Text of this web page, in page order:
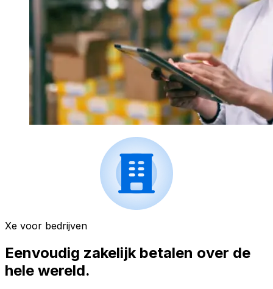
Xe voor bedrijven
Eenvoudig zakelijk betalen over de
hele wereld.